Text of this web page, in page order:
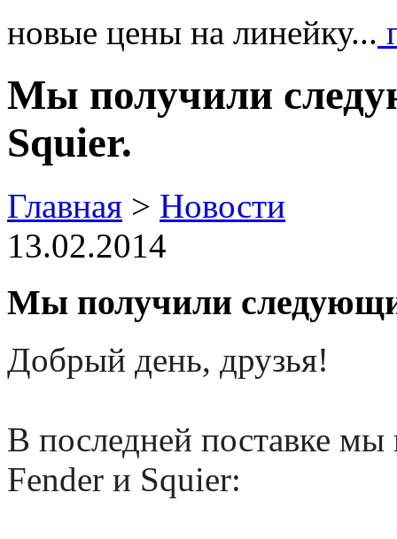
новые цены на линейку...
Мы получили
Squier.
Главная > Новости
13.02.2014
Мы получили
Добрый день, друзья!
В последней поставке
Fender и Squier: